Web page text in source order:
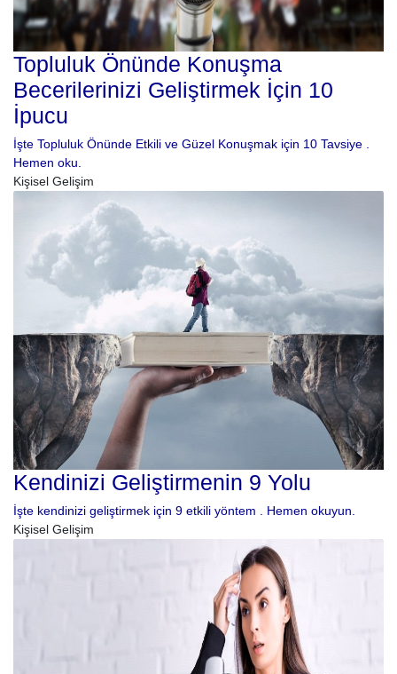
Topluluk Önünde Konuşma
Becerilerinizi Geliştirmek İçin 10
İpucu
İşte Topluluk Önünde Etkili ve Güzel Konuşmak için 10 Tavsiye .
Hemen oku.
Kişisel Gelişim
Kendinizi Geliştirmenin 9 Yolu
İşte kendinizi geliştirmek için 9 etkili yöntem . Hemen okuyun.
Kişisel Gelişim